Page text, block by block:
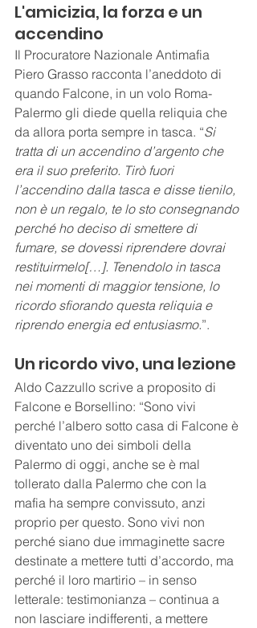
L'amicizia, la forza e un
accendino
Il Procuratore Nazionale Antimafia
Piero Grasso racconta l’aneddoto di
quando Falcone, in un volo Roma-
Palermo gli diede quella reliquia che
da allora porta sempre in tasca. “Si
tratta di un accendino d’argento che
era il suo preferito. Tirò fuori
l’accendino dalla tasca e disse tienilo,
non è un regalo, te lo sto consegnando
perché ho deciso di smettere di
fumare, se dovessi riprendere dovrai
restituirmelo[…]. Tenendolo in tasca
nei momenti di maggior tensione, lo
ricordo sfiorando questa reliquia e
riprendo energia ed entusiasmo.”.
Un ricordo vivo, una lezione
Aldo Cazzullo scrive a proposito di
Falcone e Borsellino: “Sono vivi
perché l’albero sotto casa di Falcone è
diventato uno dei simboli della
Palermo di oggi, anche se è mal
tollerato dalla Palermo che con la
mafia ha sempre convissuto, anzi
proprio per questo. Sono vivi non
perché siano due immaginette sacre
destinate a mettere tutti d’accordo, ma
perché il loro martirio – in senso
letterale: testimonianza – continua a
non lasciare indifferenti, a mettere